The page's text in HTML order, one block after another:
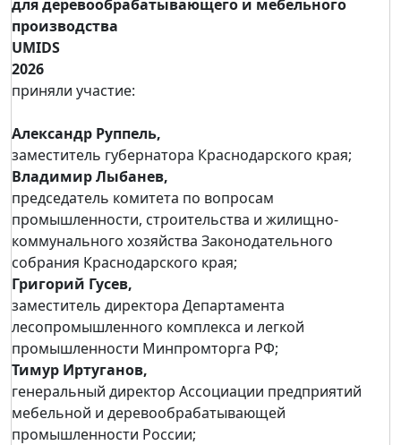
для деревообрабатывающего и мебельного
производства
UMIDS
2026
приняли участие:
Александр Руппель,
заместитель губернатора Краснодарского края;
Владимир Лыбанев,
председатель комитета по вопросам
промышленности, строительства и жилищно-
коммунального хозяйства Законодательного
собрания Краснодарского края;
Григорий Гусев,
заместитель директора Департамента
лесопромышленного комплекса и легкой
промышленности Минпромторга РФ;
Тимур Иртуганов,
генеральный директор Ассоциации предприятий
мебельной и деревообрабатывающей
промышленности России;